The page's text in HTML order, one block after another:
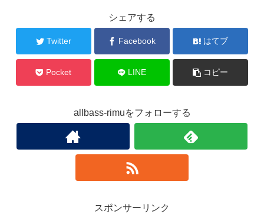
シェアする
Twitter Facebook はてブ
Pocket LINE コピー
allbass-rimuをフォローする
スポンサーリンク